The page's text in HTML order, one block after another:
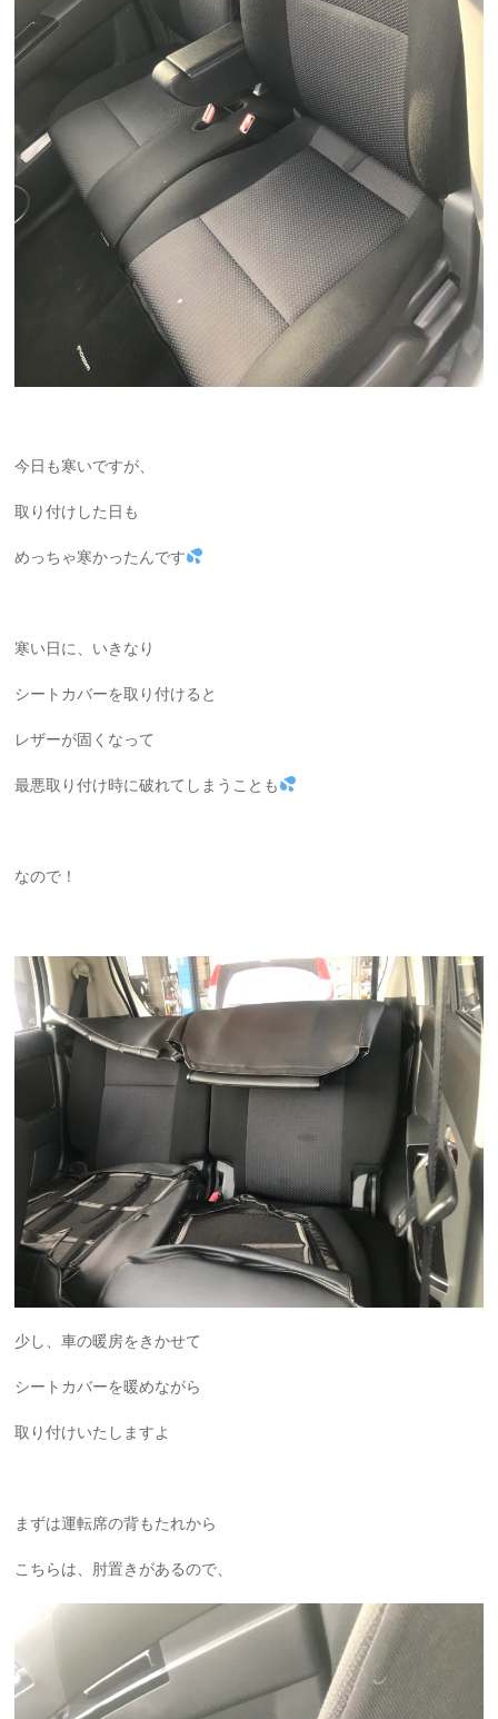
今日も寒いですが、
取り付けした日も
めっちゃ寒かったんです
寒い日に、いきなり
シートカバーを取り付けると
レザーが固くなって
最悪取り付け時に破れてしまうことも
なので！
少し、車の暖房をきかせて
シートカバーを暖めながら
取り付けいたしますよ
まずは運転席の背もたれから
こちらは、肘置きがあるので、